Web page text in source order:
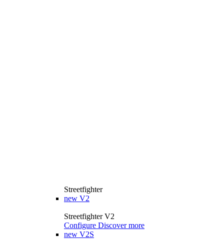
Streetfighter
new V2
Streetfighter V2
Configure Discover more
new V2S